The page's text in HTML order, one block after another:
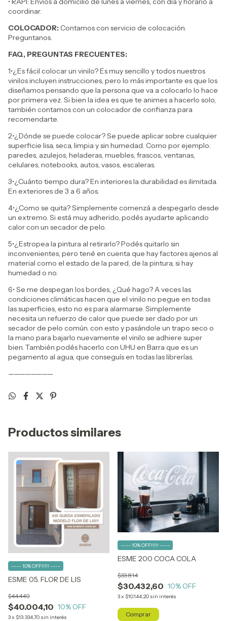
coordinar.
COLOCADOR: Contamos con servicio de colocación.
Preguntanos.
FAQ, PREGUNTAS FRECUENTES:
1•¿Es fácil colocar un vinilo? Es muy sencillo y todos nuestros
vinilos incluyen instrucciones, pero lo más importante es que los
diseñamos pensando que la persona que va a colocarlo lo hace
por primera vez. Si bien la idea es que te animes a hacerlo solo,
también contamos con un colocador de confianza para
recomendarte.
2•¿Dónde se puede colocar? Se puede aplicar sobre cualquier
superficie lisa, seca, limpia y sin humedad. Como por ejemplo:
paredes, azulejos, heladeras, muebles, frascos, ventanas,
celulares, notebooks, autos, vasos, escaleras.
3•¿Cuánto tiempo dura? En interiores la durabilidad es ilimitada.
En exteriores de 3 a 6 años.
4•¿Como se quita? Simplemente comenzá a despegarlo desde
un extremo. Si está muy adherido, podés ayudarte aplicando
calor con un secador de pelo.
5•¿Estropea la pintura al retirarlo? Podés quitarlo sin
inconvenientes, pero tené en cuenta que hay factores ajenos al
material como el estado de la pared, de la pintura, si hay
humedad o no.
6• Se me despegan los bordes, ¿Qué hago? A veces las
condiciones climáticas hacen que el vinilo no pegue en todas
las superficies, esto no es para alarmarse. Simplemente
necesita un refuerzo de calor que puede ser dado por un
secador de pelo común. con esto y pasándole un trapo seco o
la mano para bajarlo nuevamente el vinilo se adhiere super
bien. También podés hacerlo con UHU en Barra que es un
pegamento al agua, que conseguís en todas las librerías.
————————
Productos similares
ESME 05. FLOR DE LIS
$40.004,10
$44.449
10% OFF
3x $13.334,70 sin interés
---- 10% OFF!!!!! ----
ESME 200 COCA COLA
$30.432,60
$33.814
10% OFF
3x $10.144,20 sin interés
---- 10% OFF!!!!! ----
Comprar